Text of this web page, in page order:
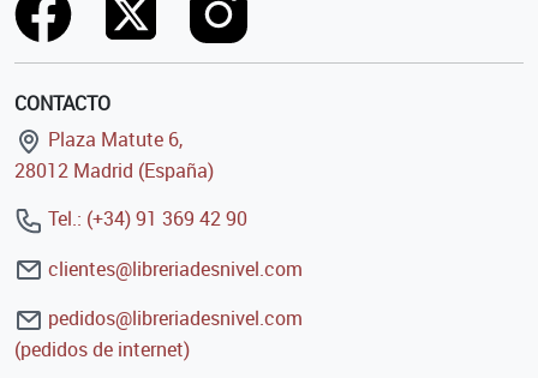
CONTACTO
Plaza Matute 6,
28012 Madrid (España)
Tel.: (+34) 91 369 42 90
clientes@libreriadesnivel.com
pedidos@libreriadesnivel.com
(pedidos de internet)